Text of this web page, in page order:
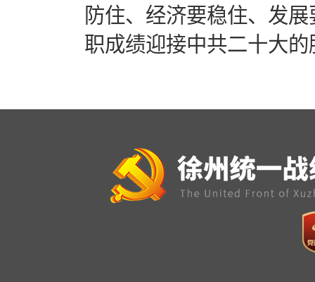
防住、经济要稳住、发
职成绩迎接中共二十大